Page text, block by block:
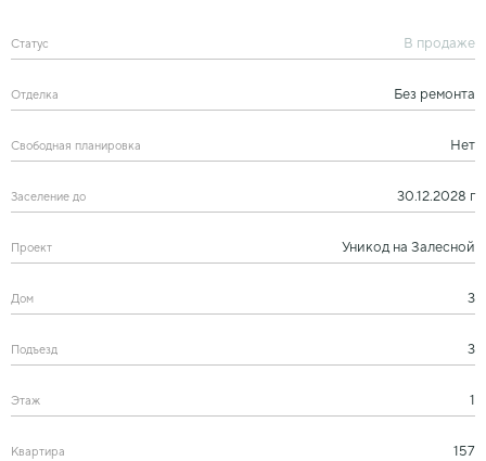
Статус В продаже
Отделка Без ремонта
Свободная планировка Нет
Заселение до 30.12.2028 г
Проект Уникод на Залесной
Дом 3
Подъезд 3
Этаж 1
Квартира 157